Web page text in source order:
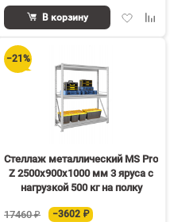
Добавить
В корзину
−21%
Стеллаж металлический MS Pro
Z 2500х900х1000 мм 3 яруса с
нагрузкой 500 кг на полку
17460 ₽ −3602 ₽